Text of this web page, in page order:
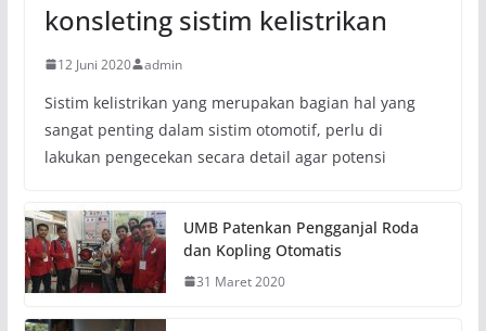
konsleting sistim kelistrikan
12 Juni 2020 admin
Sistim kelistrikan yang merupakan bagian hal yang
sangat penting dalam sistim otomotif, perlu di
lakukan pengecekan secara detail agar potensi
UMB Patenkan Pengganjal Roda
dan Kopling Otomatis
31 Maret 2020